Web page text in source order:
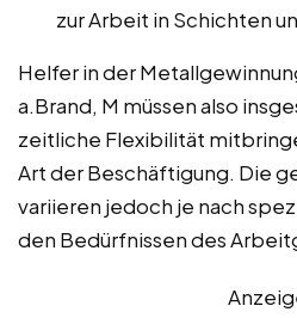
zur Arbeit in Schichten
Helfer in der
a.Brand, M müssen also
zeitliche Flexibilität
Art der Beschäftigung. Die
variieren jedoch je nach
den Bedürfnissen des